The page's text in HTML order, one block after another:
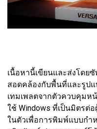
เนื้อหานี้เขียนและส่งโดย
สอดคล้องกับพื้นที่และรูปแ
เทมเพลตจากตัวควบคุมห
ใช้ Windows ที่เป็นมิตรต่
ในตัวเพื่อการพิมพ์แบบกำ